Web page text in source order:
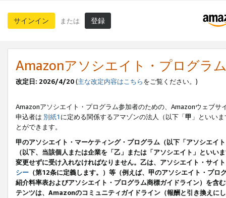
サインイン または 登録
Amazonアソシエイト・プログラ
改定日: 2026/4/20(主な改定内容はこちらをご覧ください。)
Amazonアソシエイト・プログラム参加者のための、Amazonウェブサ
申込者は 別紙1 に定める関係するアマゾンの法人（以下「甲 」といい
とができます。
甲のアソシエイト・マーケティング・プログラム（以下「アソシエイ
（以下、当該個人または企業を「乙」または「アソシエイト」とい
変更せずに受け入れなければなりません。乙は、アソシエイト・サイ
シー （第12条に定義します。）等（例えば、甲のアソシエイト・プ
紹介料率表およびアソシエイト・プログラム商標ガイドライン）を
テンツは、Amazonのコミュニティガイドライン（報酬と引き換えに